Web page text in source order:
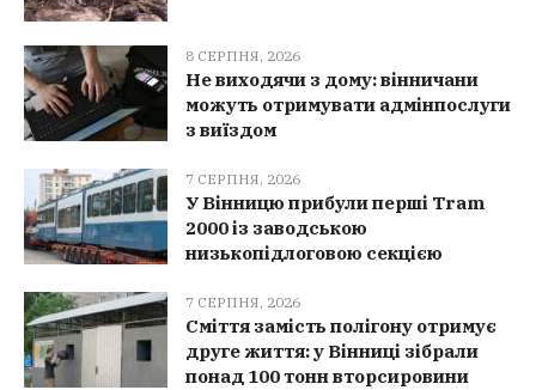
8 СЕРПНЯ, 2026
Не виходячи з дому: вінничани
можуть отримувати адмінпослуги
з виїздом
7 СЕРПНЯ, 2026
У Вінницю прибули перші Tram
2000 із заводською
низькопідлоговою секцією
7 СЕРПНЯ, 2026
Сміття замість полігону отримує
друге життя: у Вінниці зібрали
понад 100 тонн вторсировини